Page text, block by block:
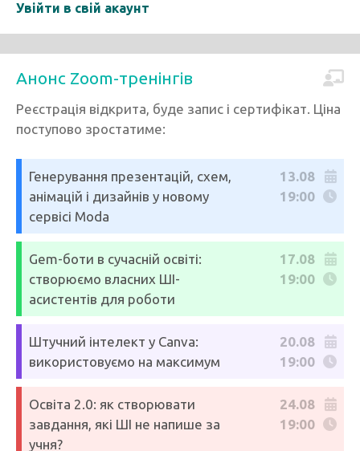
Увійти в свій акаунт
Анонс Zoom-тренінгів
Реєстрація відкрита, буде запис і сертифікат. Ціна
поступово зростатиме:
Генерування презентацій, схем,
анімацій і дизайнів у новому
сервісі Moda
13.08
19:00
Gem-боти в сучасній освіті:
створюємо власних ШІ-
асистентів для роботи
17.08
19:00
Штучний інтелект у Canva:
використовуємо на максимум
20.08
19:00
Освіта 2.0: як створювати
завдання, які ШІ не напише за
учня?
24.08
19:00